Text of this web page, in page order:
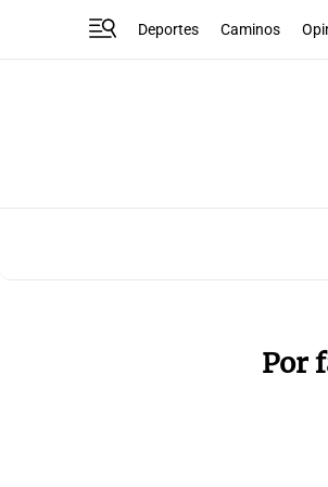
Deportes Caminos
Por